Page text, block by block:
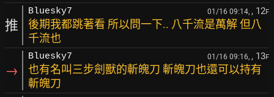
推
Bluesky7 01/16 09:14, , 12F
後期我都跳著看 所以問一下.. 八千流是萬解 但八
千流也
→
Bluesky7 01/16 09:16, , 13F
也有名叫三步劍獸的斬魄刀 斬魄刀也還可以持有
斬魄刀